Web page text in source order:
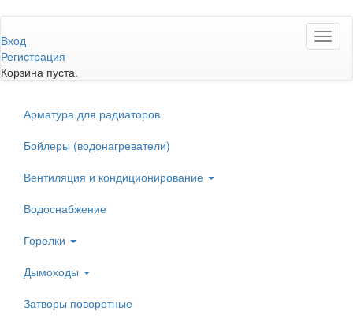
к
основному
содержанию
Вход
Регистрация
Корзина пуста.
Арматура для радиаторов
Бойлеры (водонагреватели)
Вентиляция и кондиционирование
Водоснабжение
Горелки
Дымоходы
Затворы поворотные